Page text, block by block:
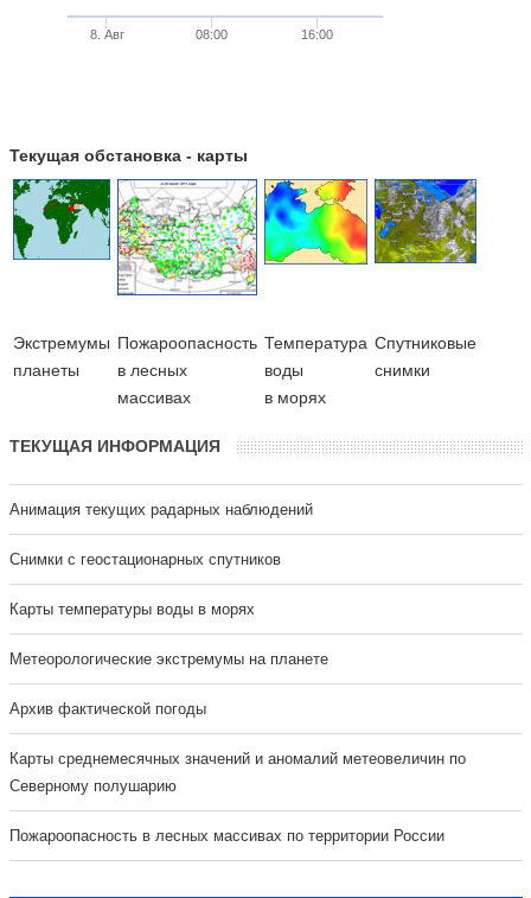
8. Авг 08:00 16:00
Текущая обстановка - карты
Экстремумы
планеты
Пожароопасность
в лесных
массивах
Температура
воды
в морях
Cпутниковые
снимки
ТЕКУЩАЯ ИНФОРМАЦИЯ
Анимация текущих радарных наблюдений
Cнимки с геостационарных спутников
Карты температуры воды в морях
Метеорологические экстремумы на планете
Архив фактической погоды
Карты среднемесячных значений и аномалий метеовеличин по
Северному полушарию
Пожароопасность в лесных массивах по территории России